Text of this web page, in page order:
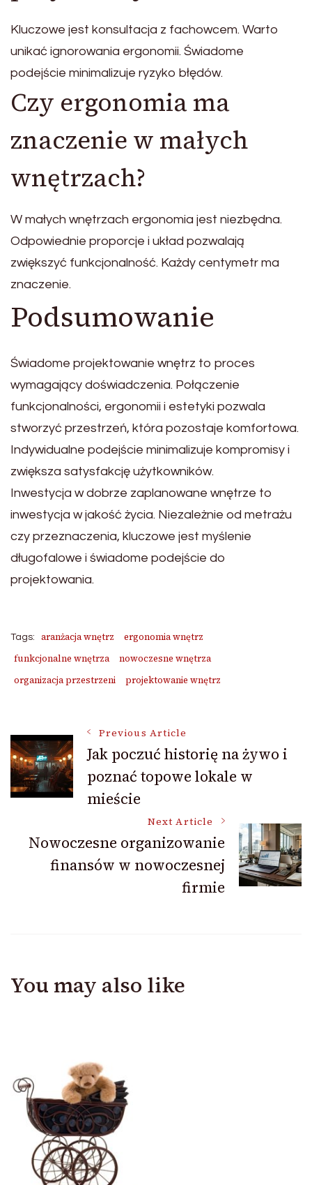
Kluczowe jest konsultacja z fachowcem. Warto
unikać ignorowania ergonomii. Świadome
podejście minimalizuje ryzyko błędów.
Czy ergonomia ma
znaczenie w małych
wnętrzach?
W małych wnętrzach ergonomia jest niezbędna.
Odpowiednie proporcje i układ pozwalają
zwiększyć funkcjonalność. Każdy centymetr ma
znaczenie.
Podsumowanie
Świadome projektowanie wnętrz to proces
wymagający doświadczenia. Połączenie
funkcjonalności, ergonomii i estetyki pozwala
stworzyć przestrzeń, która pozostaje komfortowa.
Indywidualne podejście minimalizuje kompromisy i
zwiększa satysfakcję użytkowników.
Inwestycja w dobrze zaplanowane wnętrze to
inwestycja w jakość życia. Niezależnie od metrażu
czy przeznaczenia, kluczowe jest myślenie
długofalowe i świadome podejście do
projektowania.
Tags: aranżacja wnętrz
ergonomia wnętrz
funkcjonalne wnętrza
nowoczesne wnętrza
organizacja przestrzeni
projektowanie wnętrz
Post
Navigation
Previous Article
Jak poczuć historię na żywo i
poznać topowe lokale w
mieście
Next Article
Nowoczesne organizowanie
finansów w nowoczesnej
firmie
You may also like